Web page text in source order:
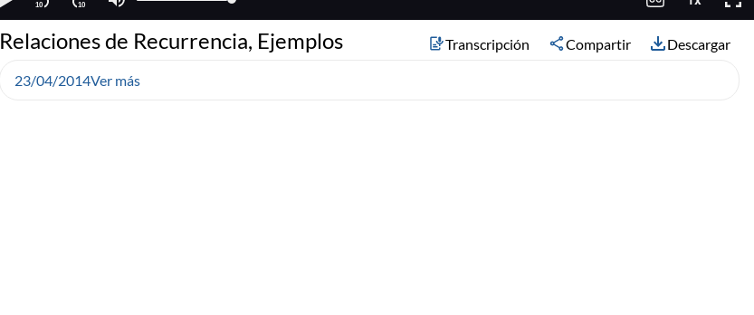
Relaciones de Recurrencia, Ejemplos Transcripción Compartir Descargar
23/04/2014Ver más